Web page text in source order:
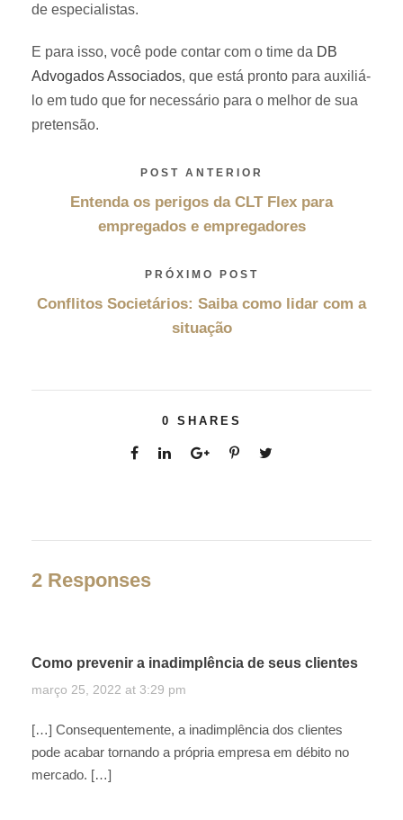
de especialistas.
E para isso, você pode contar com o time da DB
Advogados Associados, que está pronto para auxiliá-
lo em tudo que for necessário para o melhor de sua
pretensão.
POST ANTERIOR
Entenda os perigos da CLT Flex para
empregados e empregadores
PRÓXIMO POST
Conflitos Societários: Saiba como lidar com a
situação
0 SHARES
2 Responses
Como prevenir a inadimplência de seus clientes
março 25, 2022 at 3:29 pm
[…] Consequentemente, a inadimplência dos clientes
pode acabar tornando a própria empresa em débito no
mercado. […]